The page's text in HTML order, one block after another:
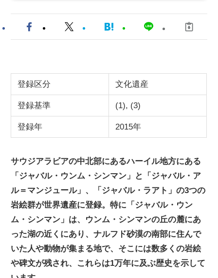
登録区分 文化遺産
登録基準 (1), (3)
登録年 2015年
サウジアラビアの中北部にあるハーイル地方にある
「ジャバル・ウンム・シンマン」と「ジャバル・ア
ル＝マンジュール」、「ジャバル・ラアト」の3つの
岩絵群が世界遺産に登録。特に「ジャバル・ウン
ム・シンマン」は、ウンム・シンマンの丘の麓にあ
った湖の近くにあり、ナルフド砂漠の南部に住んで
いた人や動物が集まる地で、そこには数多くの岩絵
や碑文が残され、これらは1万年に及ぶ歴史を示して